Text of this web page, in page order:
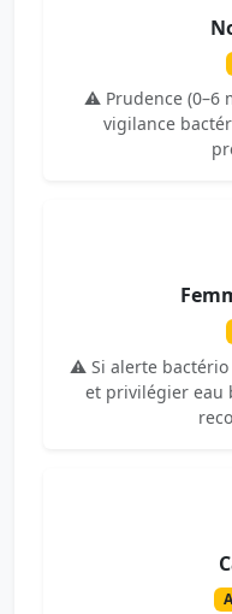
⚠️ Prudence (0–6
vigilance
⚠️ Si alerte bactério
et privilégier eau